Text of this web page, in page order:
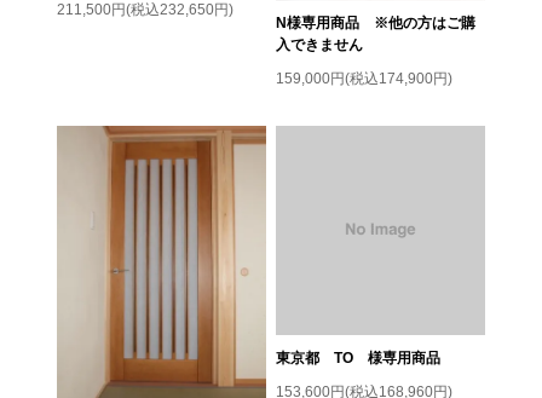
211,500円(税込232,650円)
N様専用商品 ※他の方はご購
入できません
159,000円(税込174,900円)
東京都 TO 様専用商品
153,600円(税込168,960円)